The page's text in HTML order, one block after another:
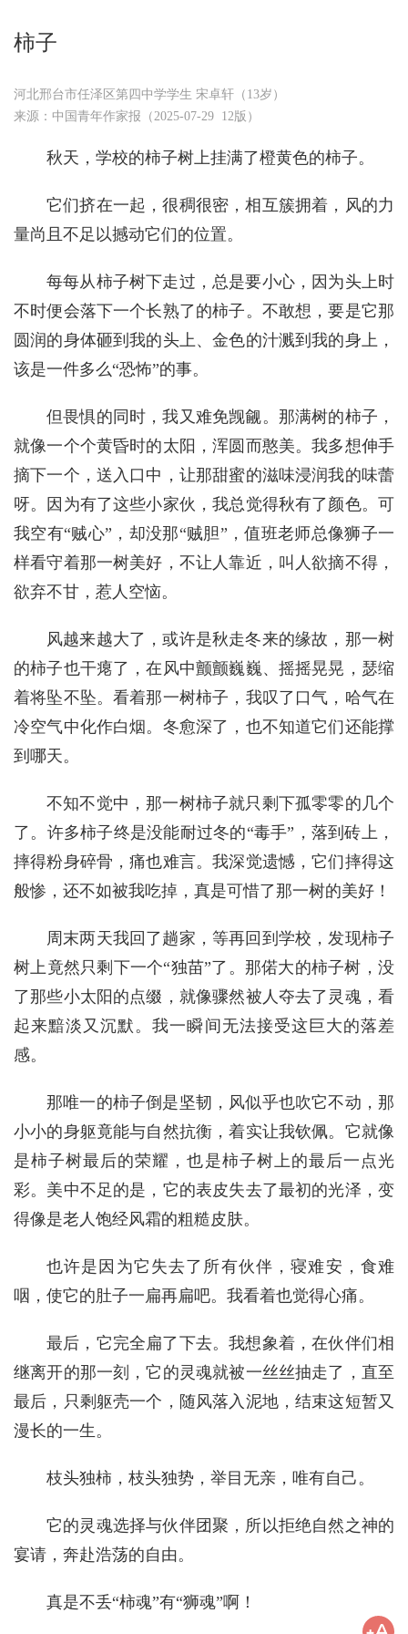
柿子
河北邢台市任泽区第四中学学生 宋卓轩（13岁）
来源：中国青年作家报（2025-07-29 12版）
秋天，学校的柿子树上挂满了橙黄色的柿子。
它们挤在一起，很稠很密，相互簇拥着，风的力
量尚且不足以撼动它们的位置。
每每从柿子树下走过，总是要小心，因为头上时
不时便会落下一个长熟了的柿子。不敢想，要是它那
圆润的身体砸到我的头上、金色的汁溅到我的身上，
该是一件多么“恐怖”的事。
但畏惧的同时，我又难免觊觎。那满树的柿子，
就像一个个黄昏时的太阳，浑圆而憨美。我多想伸手
摘下一个，送入口中，让那甜蜜的滋味浸润我的味蕾
呀。因为有了这些小家伙，我总觉得秋有了颜色。可
我空有“贼心”，却没那“贼胆”，值班老师总像狮子一
样看守着那一树美好，不让人靠近，叫人欲摘不得，
欲弃不甘，惹人空恼。
风越来越大了，或许是秋走冬来的缘故，那一树
的柿子也干瘪了，在风中颤颤巍巍、摇摇晃晃，瑟缩
着将坠不坠。看着那一树柿子，我叹了口气，哈气在
冷空气中化作白烟。冬愈深了，也不知道它们还能撑
到哪天。
不知不觉中，那一树柿子就只剩下孤零零的几个
了。许多柿子终是没能耐过冬的“毒手”，落到砖上，
摔得粉身碎骨，痛也难言。我深觉遗憾，它们摔得这
般惨，还不如被我吃掉，真是可惜了那一树的美好！
周末两天我回了趟家，等再回到学校，发现柿子
树上竟然只剩下一个“独苗”了。那偌大的柿子树，没
了那些小太阳的点缀，就像骤然被人夺去了灵魂，看
起来黯淡又沉默。我一瞬间无法接受这巨大的落差
感。
那唯一的柿子倒是坚韧，风似乎也吹它不动，那
小小的身躯竟能与自然抗衡，着实让我钦佩。它就像
是柿子树最后的荣耀，也是柿子树上的最后一点光
彩。美中不足的是，它的表皮失去了最初的光泽，变
得像是老人饱经风霜的粗糙皮肤。
也许是因为它失去了所有伙伴，寝难安，食难
咽，使它的肚子一扁再扁吧。我看着也觉得心痛。
最后，它完全扁了下去。我想象着，在伙伴们相
继离开的那一刻，它的灵魂就被一丝丝抽走了，直至
最后，只剩躯壳一个，随风落入泥地，结束这短暂又
漫长的一生。
枝头独柿，枝头独势，举目无亲，唯有自己。
它的灵魂选择与伙伴团聚，所以拒绝自然之神的
宴请，奔赴浩荡的自由。
真是不丢“柿魂”有“狮魂”啊！